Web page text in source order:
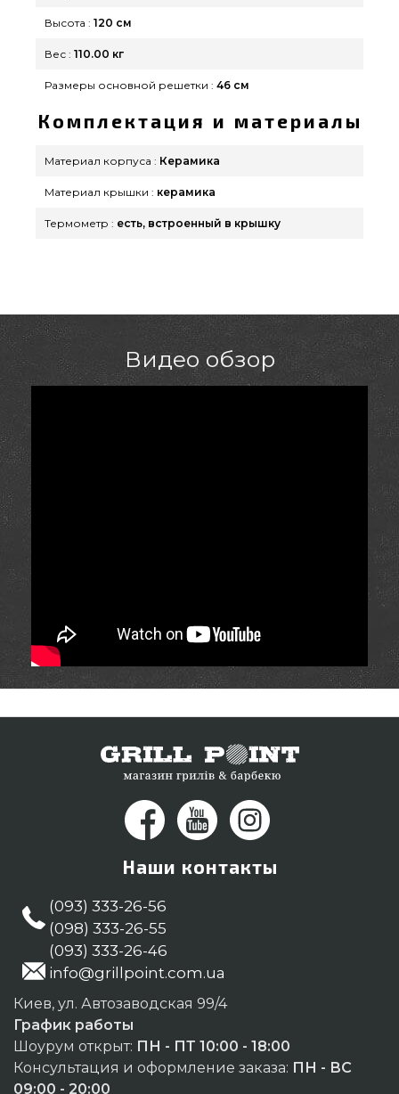
Высота : 120 см
Вес : 110.00 кг
Размеры основной решетки : 46 cм
Комплектация и материалы
Материал корпуса : Керамика
Материал крышки : керамика
Термометр : есть, встроенный в крышку
Видео обзор
Наши контакты
(093) 333-26-56
(098) 333-26-55
(093) 333-26-46
info@grillpoint.com.ua
Киев, ул. Автозаводская 99/4
График работы
Шоурум открыт: ПН - ПТ 10:00 - 18:00
Консультация и оформление заказа: ПН - ВС
09:00 - 20:00